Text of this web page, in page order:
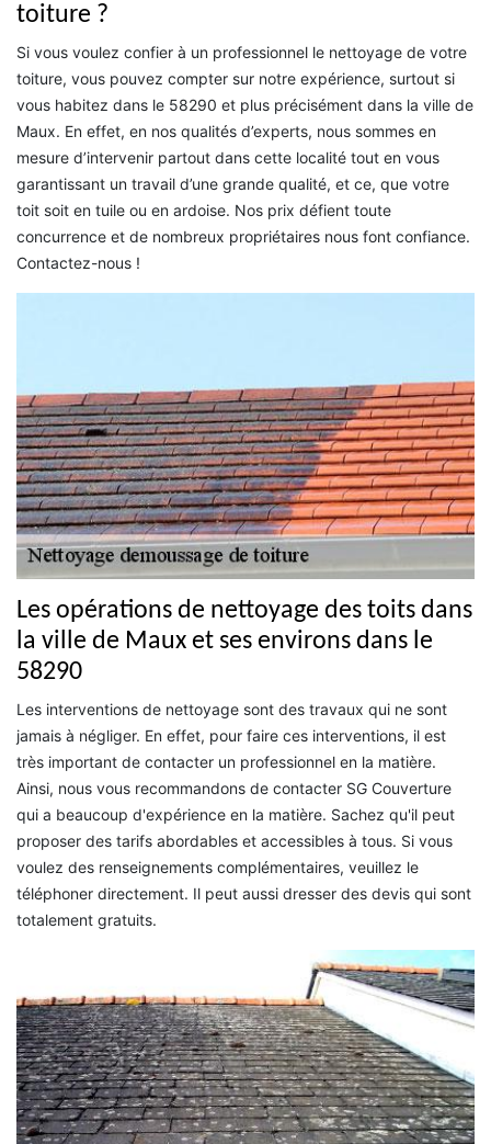
toiture ?
Si vous voulez confier à un professionnel le nettoyage de votre
toiture, vous pouvez compter sur notre expérience, surtout si
vous habitez dans le 58290 et plus précisément dans la ville de
Maux. En effet, en nos qualités d’experts, nous sommes en
mesure d’intervenir partout dans cette localité tout en vous
garantissant un travail d’une grande qualité, et ce, que votre
toit soit en tuile ou en ardoise. Nos prix défient toute
concurrence et de nombreux propriétaires nous font confiance.
Contactez-nous !
Les opérations de nettoyage des toits dans
la ville de Maux et ses environs dans le
58290
Les interventions de nettoyage sont des travaux qui ne sont
jamais à négliger. En effet, pour faire ces interventions, il est
très important de contacter un professionnel en la matière.
Ainsi, nous vous recommandons de contacter SG Couverture
qui a beaucoup d'expérience en la matière. Sachez qu'il peut
proposer des tarifs abordables et accessibles à tous. Si vous
voulez des renseignements complémentaires, veuillez le
téléphoner directement. Il peut aussi dresser des devis qui sont
totalement gratuits.